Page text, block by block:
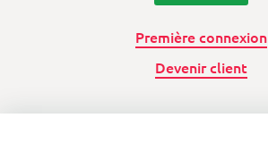
Première connexion
Devenir client